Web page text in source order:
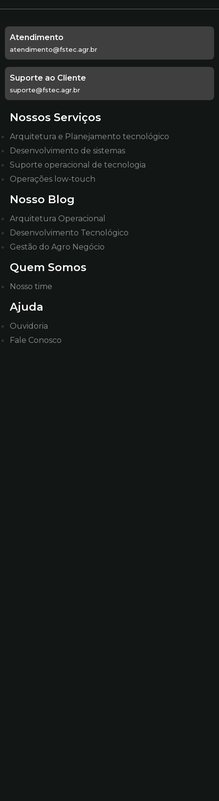
Nossos Serviços
Arquitetura e Planejamento tecnológico
Desenvolvimento de sistemas
Suporte operacional de tecnologia
Operações low-touch
Nosso Blog
Arquitetura Operacional
Desenvolvimento Tecnológico
Gestão do Agro Negócio
Quem Somos
Nosso time
Ajuda
Ouvidoria
Fale Conosco
Atendimento
atendimento@fstec.agr.br
Suporte ao Cliente
suporte@fstec.agr.br